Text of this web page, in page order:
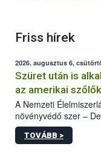
Friss hírek
2026. augusztus 6,
Szüret után is
az amerikai
A Nemzeti
növényvédő szer –
engedélyokiratát
egészen a
TOVÁBB >